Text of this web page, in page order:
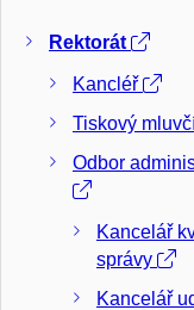
Rektorát
Kancléř
Tiskový
Odbor
Kancelář
správy
Kancelář